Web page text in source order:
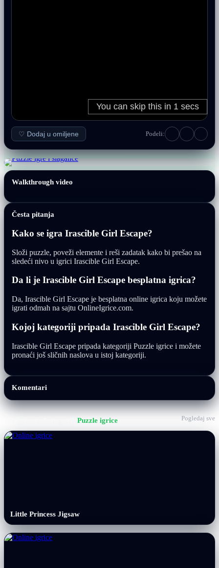
♡ Dodaj u omiljene Podeli:
Walkthrough video
Česta pitanja
Kako se igra Irascible Girl Escape?
Složi puzzle, poveži elemente i reši zadatak kako bi prešao na
sledeći nivo u igrici Irascible Girl Escape.
Da li je Irascible Girl Escape besplatna igrica?
Da, Irascible Girl Escape je besplatna online igrica koju možete
igrati odmah na sajtu OnlineIgrice.com.
Kojoj kategoriji pripada Irascible Girl Escape?
Irascible Girl Escape pripada kategoriji Puzzle igrice i možete
pronaći još sličnih naslova u istoj kategoriji.
Komentari
Puzzle igrice Pogledaj sve
Little Princess Jigsaw